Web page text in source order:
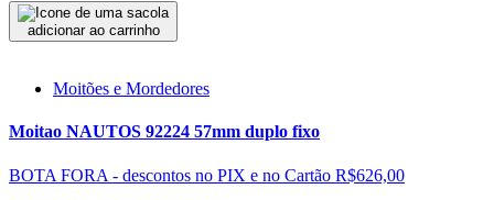
adicionar ao carrinho
Moitões e Mordedores
Moitao NAUTOS 92224 57mm duplo fixo
BOTA FORA - descontos no PIX e no Cartão R$626,00